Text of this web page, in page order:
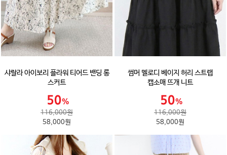
샤랄라 아이보리 플라워 티어드 밴딩 롱
스커트
116,000원
58,000원
썸머 멜로디 베이지 허리 스트랩
캡소매 뜨개 니트
116,000원
58,000원